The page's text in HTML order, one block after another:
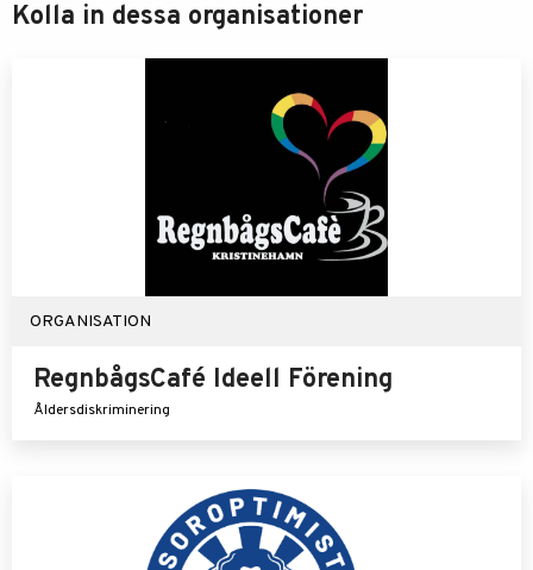
Kolla in dessa organisationer
ORGANISATION
RegnbågsCafé Ideell Förening
Åldersdiskriminering